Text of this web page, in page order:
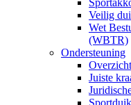
Veilig
Wet
(WBTR)
Ondersteuning
Juiste